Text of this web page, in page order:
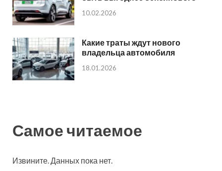
10.02.2026
Какие траты ждут нового
владельца автомобиля
18.01.2026
Самое читаемое
Извините. Данных пока нет.